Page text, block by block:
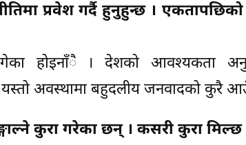
प्रवेश गर्दै हुनुहुन्छ ।
होइनाँै । देशको आवश्यकता
अवस्थामा बहुदलीय जनवादको कुरै
कुरा गरेका छन् । कसरी कुरा मिल्छ